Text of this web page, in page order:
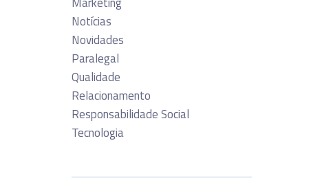
Notícias
Novidades
Paralegal
Qualidade
Relacionamento
Responsabilidade Social
Tecnologia